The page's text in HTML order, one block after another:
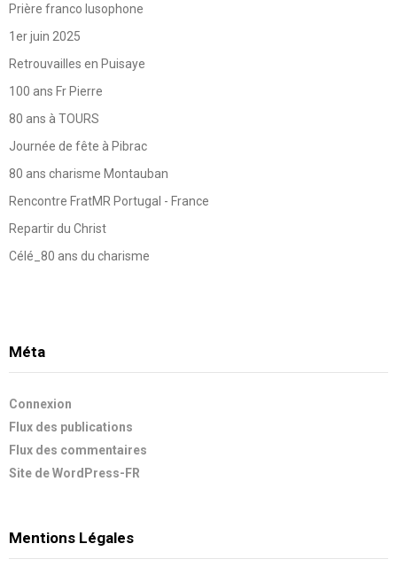
Prière franco lusophone
1er juin 2025
Retrouvailles en Puisaye
100 ans Fr Pierre
80 ans à TOURS
Journée de fête à Pibrac
80 ans charisme Montauban
Rencontre FratMR Portugal - France
Repartir du Christ
Célé_80 ans du charisme
Méta
Connexion
Flux des publications
Flux des commentaires
Site de WordPress-FR
Mentions Légales